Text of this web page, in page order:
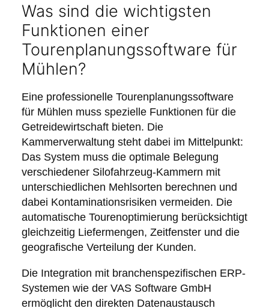
Was sind die wichtigsten
Funktionen einer
Tourenplanungssoftware für
Mühlen?
Eine professionelle Tourenplanungssoftware
für Mühlen muss spezielle Funktionen für die
Getreidewirtschaft bieten. Die
Kammerverwaltung steht dabei im Mittelpunkt:
Das System muss die optimale Belegung
verschiedener Silofahrzeug-Kammern mit
unterschiedlichen Mehlsorten berechnen und
dabei Kontaminationsrisiken vermeiden. Die
automatische Tourenoptimierung berücksichtigt
gleichzeitig Liefermengen, Zeitfenster und die
geografische Verteilung der Kunden.
Die Integration mit branchenspezifischen ERP-
Systemen wie der VAS Software GmbH
ermöglicht den direkten Datenaustausch